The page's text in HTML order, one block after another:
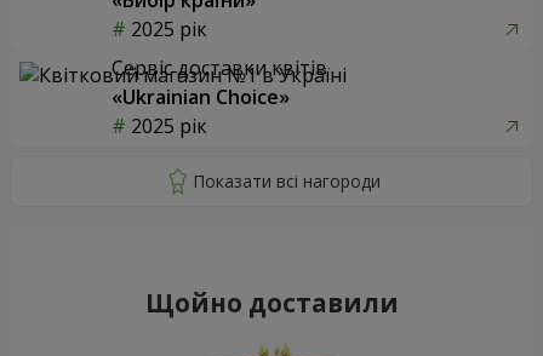
2025 рік
Сервіс доставки квітів
«Ukrainian Choice»
2025 рік
Щойно доставили